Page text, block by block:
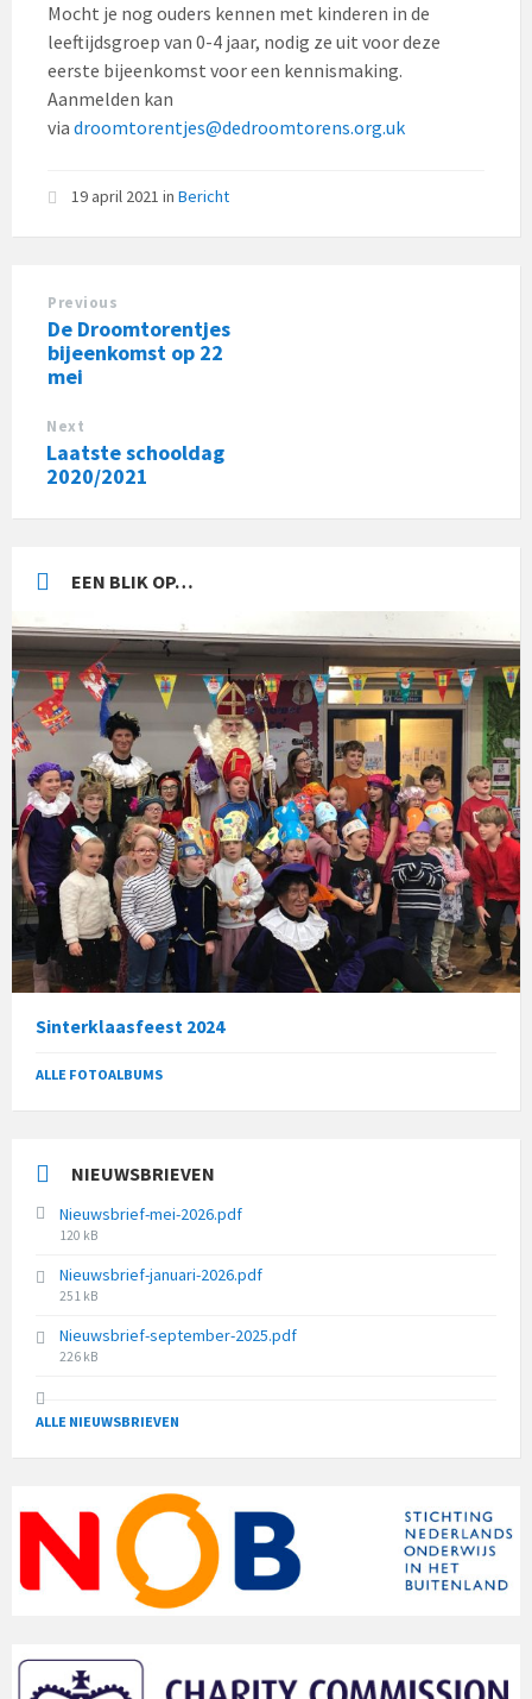
Mocht je nog ouders kennen met kinderen in de
leeftijdsgroep van 0-4 jaar, nodig ze uit voor deze
eerste bijeenkomst voor een kennismaking.
Aanmelden kan
via droomtorentjes@dedroomtorens.org.uk
19 april 2021 in Bericht
Previous
De Droomtorentjes
bijeenkomst op 22
mei
Next
Laatste schooldag
2020/2021
EEN BLIK OP…
Sinterklaasfeest 2024
ALLE FOTOALBUMS
NIEUWSBRIEVEN
Nieuwsbrief-mei-2026.pdf
File
120 kB
Nieuwsbrief-januari-2026.pdf
File
251 kB
Nieuwsbrief-september-2025.pdf
File
226 kB
ALLE NIEUWSBRIEVEN